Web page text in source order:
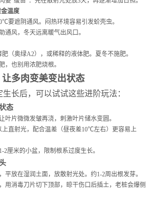
温度
要遮阴通风。闷热环境容易引发蚧壳虫。
通风，冬天远离暖气出风口。
（奥绿A2），或稀释的液体肥。夏冬不施肥。
，也别用浓肥烧根。
多肉变美变出状态
长后，可以试试这些进阶玩法：
态
叶片微微发皱再浇，刺激叶片储水变圆。
上直射光，配合温差（昼夜差10℃左右）更容易上
2厘米的小盆，限制根系过度生长。
平放在湿润土面，放散射光处。约1-2周出根发芽。
用消毒刀片切下顶部，晾干伤口后插土，老桩会爆侧